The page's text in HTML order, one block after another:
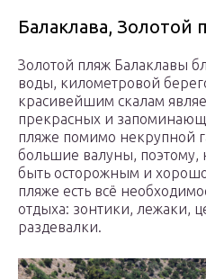
Балаклава, Золотой
Золотой пляж Балаклавы
воды, километровой
красивейшим скалам
прекрасных и
пляже помимо некрупной
большие валуны, поэтому,
быть осторожным и
пляже есть всё
отдыха: зонтики, лежаки,
раздевалки.